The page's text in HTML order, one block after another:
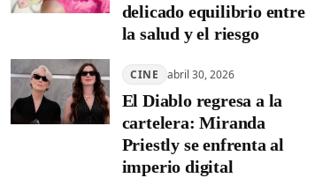
delicado equilibrio entre
la salud y el riesgo
CINE abril 30, 2026
El Diablo regresa a la
cartelera: Miranda
Priestly se enfrenta al
imperio digital